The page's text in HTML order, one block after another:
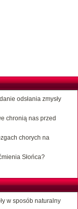
odsłania zmysły
chronią nas przed
chorych na
Słońca?
w sposób naturalny